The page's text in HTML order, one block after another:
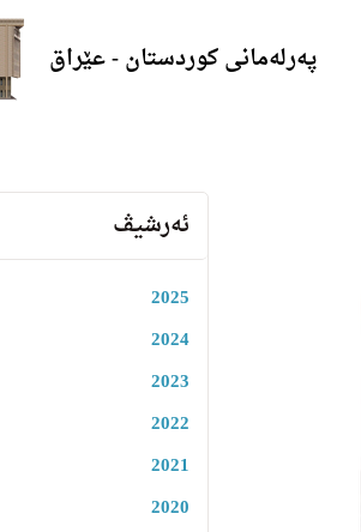
پەرلەمانی کوردستان - عێراق
ئەرشیڤ
2025
2024
2023
2022
2021
2020